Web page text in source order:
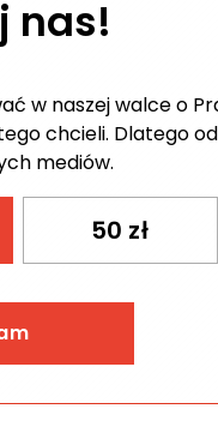
nas!
w naszej walce o
chcieli. Dlatego
mediów.
50 zł